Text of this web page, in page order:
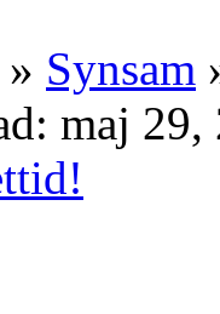
» Synsam
maj 29,